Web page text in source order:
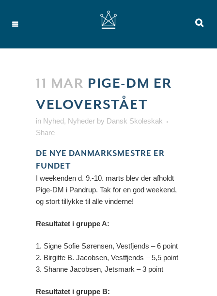
11 MAR PIGE-DM ER
VELOVERSTÅET
in Nyhed, Nyheder by Dansk Skoleskak
Share
DE NYE DANMARKSMESTRE ER
FUNDET
I weekenden d. 9.-10. marts blev der afholdt
Pige-DM i Pandrup. Tak for en god weekend,
og stort tillykke til alle vinderne!
Resultatet i gruppe A:
1. Signe Sofie Sørensen, Vestfjends – 6 point
2. Birgitte B. Jacobsen, Vestfjends – 5,5 point
3. Shanne Jacobsen, Jetsmark – 3 point
Resultatet i gruppe B: